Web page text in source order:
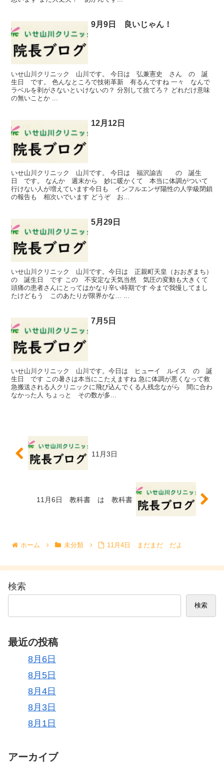
9月9日 良いじゃん！
いせ山川クリニック 山川です。 今日は 弘兼憲史 さん の 誕
生日 です。 色んなところで技術革新 有るんですね 一々 なんで
ラベルを剥がさないといけないの？ 分別して捨てろ？ どれだけ意味
の無いことか ...
12月12日
いせ山川クリニック 山川です。 今日は 福沢諭吉 の 誕生
日 です。 なんか 週末から 妙に暖かくて 本当に体調がついて
行けない人が増えています今日も インフルエンザ陽性の人学級閉鎖
の報告も 相次いでいます どうぞ お...
5月29日
いせ山川クリニック 山川です。今日は 正親町天皇（おおぎまち）
の 誕生日 です この 不安定な天気当然 気圧の変動も大きくて
頭痛の患者さんにとってはかなり辛い時期です 今まで我慢してまし
たけどもう このあたりが限界かな… ...
7月5日
いせ山川クリニック 山川です。今日は ヒューイ ルイス の 誕
生日 です この暑さは本当にこたえますね 急に体調が悪くなって救
急搬送される人クリニックに飛び込んでくる人残念ながら 間に合わ
なかった人 ちょっと その数が多...
11月3日
11月6日 教科書 は 教科書
ホーム 未分類 11月4日 まだまだ だよ
検索
検索
最近の投稿
8月6日
8月5日
8月4日
8月3日
8月1日
アーカイブ